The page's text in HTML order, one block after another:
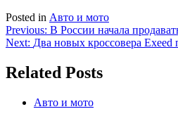
Posted in Авто и мото
Навигация
по
записям
Previous: В России начала
Next: Два новых кроссовера Exeed
Related Posts
Авто и мото